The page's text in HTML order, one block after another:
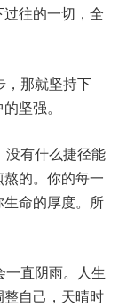
往的一切，全
，那就坚持下
坚强。
没有什么捷径能
的。你的每一
命的厚度。所
直阴雨。人生
自己，天晴时